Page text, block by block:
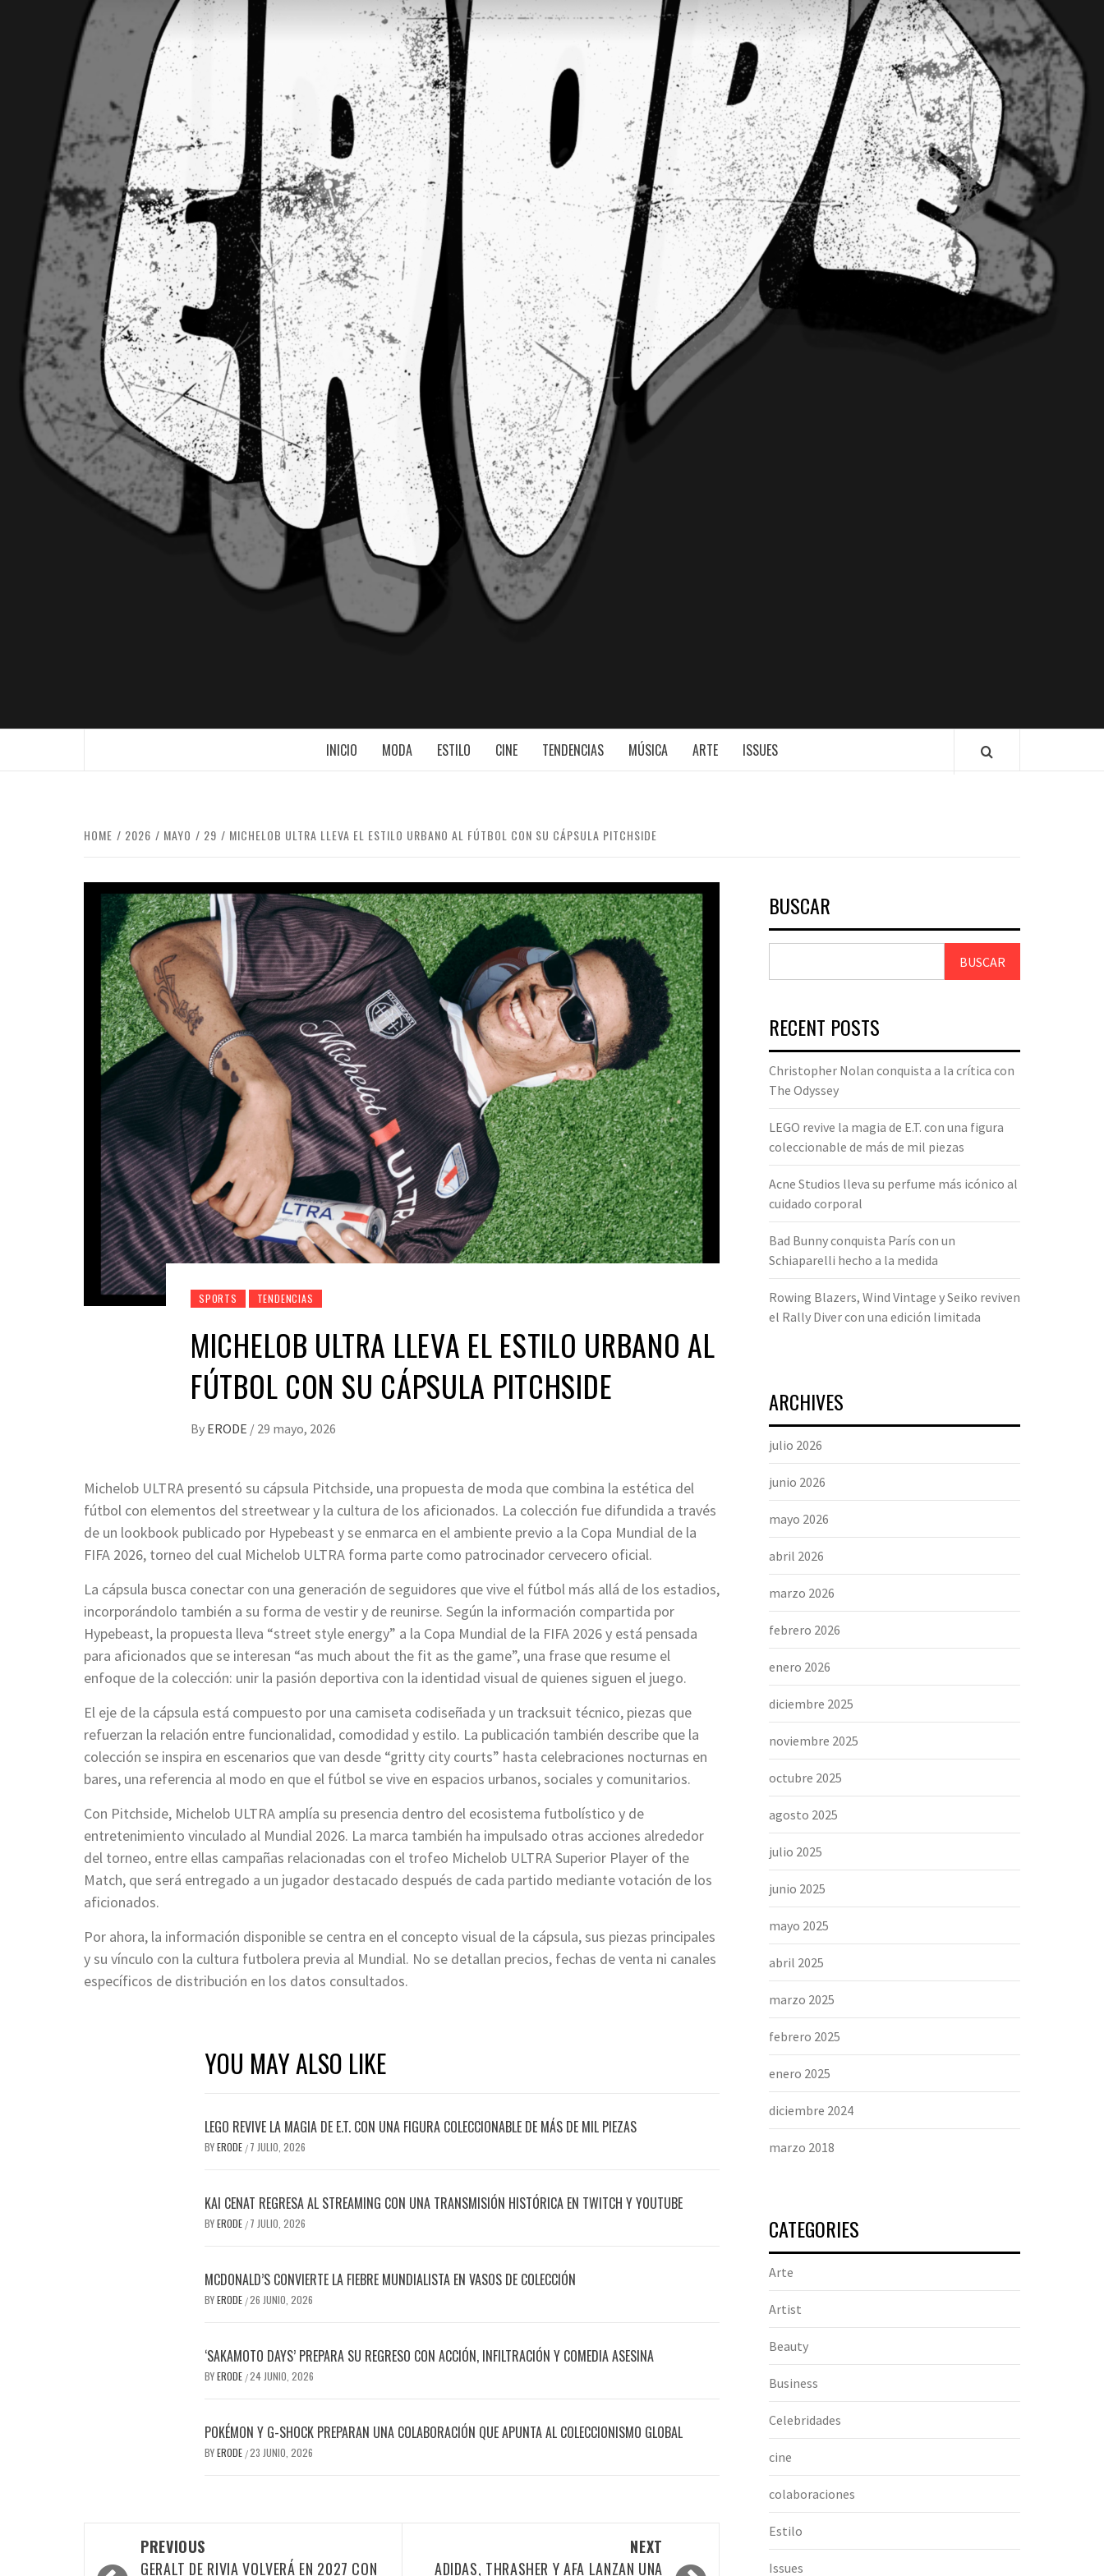
INICIO MODA ESTILO CINE TENDENCIAS MÚSICA ARTE ISSUES
HOME 2026 MAYO 29 MICHELOB ULTRA LLEVA EL ESTILO URBANO AL FÚTBOL CON SU CÁPSULA PITCHSIDE
SPORTS TENDENCIAS
MICHELOB ULTRA LLEVA EL ESTILO URBANO AL
FÚTBOL CON SU CÁPSULA PITCHSIDE
By ERODE / 29 mayo, 2026
Michelob ULTRA presentó su cápsula Pitchside, una propuesta de moda que combina la estética del
fútbol con elementos del streetwear y la cultura de los aficionados. La colección fue difundida a través
de un lookbook publicado por Hypebeast y se enmarca en el ambiente previo a la Copa Mundial de la
FIFA 2026, torneo del cual Michelob ULTRA forma parte como patrocinador cervecero oficial.
La cápsula busca conectar con una generación de seguidores que vive el fútbol más allá de los estadios,
incorporándolo también a su forma de vestir y de reunirse. Según la información compartida por
Hypebeast, la propuesta lleva “street style energy” a la Copa Mundial de la FIFA 2026 y está pensada
para aficionados que se interesan “as much about the fit as the game”, una frase que resume el
enfoque de la colección: unir la pasión deportiva con la identidad visual de quienes siguen el juego.
El eje de la cápsula está compuesto por una camiseta codiseñada y un tracksuit técnico, piezas que
refuerzan la relación entre funcionalidad, comodidad y estilo. La publicación también describe que la
colección se inspira en escenarios que van desde “gritty city courts” hasta celebraciones nocturnas en
bares, una referencia al modo en que el fútbol se vive en espacios urbanos, sociales y comunitarios.
Con Pitchside, Michelob ULTRA amplía su presencia dentro del ecosistema futbolístico y de
entretenimiento vinculado al Mundial 2026. La marca también ha impulsado otras acciones alrededor
del torneo, entre ellas campañas relacionadas con el trofeo Michelob ULTRA Superior Player of the
Match, que será entregado a un jugador destacado después de cada partido mediante votación de los
aficionados.
Por ahora, la información disponible se centra en el concepto visual de la cápsula, sus piezas principales
y su vínculo con la cultura futbolera previa al Mundial. No se detallan precios, fechas de venta ni canales
específicos de distribución en los datos consultados.
YOU MAY ALSO LIKE
LEGO REVIVE LA MAGIA DE E.T. CON UNA FIGURA COLECCIONABLE DE MÁS DE MIL PIEZAS
BYERODE / 7 JULIO, 2026
KAI CENAT REGRESA AL STREAMING CON UNA TRANSMISIÓN HISTÓRICA EN TWITCH Y YOUTUBE
BYERODE / 7 JULIO, 2026
MCDONALD’S CONVIERTE LA FIEBRE MUNDIALISTA EN VASOS DE COLECCIÓN
BYERODE /26 JUNIO, 2026
‘SAKAMOTO DAYS’ PREPARA SU REGRESO CON ACCIÓN, INFILTRACIÓN Y COMEDIA ASESINA
BYERODE /24 JUNIO, 2026
POKÉMON Y G-SHOCK PREPARAN UNA COLABORACIÓN QUE APUNTA AL COLECCIONISMO GLOBAL
BYERODE /23 JUNIO, 2026
PREVIOUS
GERALT DE RIVIA VOLVERÁ EN 2027 CON
NEXT
ADIDAS, THRASHER Y AFA LANZAN UNA
BUSCAR
BUSCAR
RECENT POSTS
Christopher Nolan conquista a la crítica con
The Odyssey
LEGO revive la magia de E.T. con una figura
coleccionable de más de mil piezas
Acne Studios lleva su perfume más icónico al
cuidado corporal
Bad Bunny conquista París con un
Schiaparelli hecho a la medida
Rowing Blazers, Wind Vintage y Seiko reviven
el Rally Diver con una edición limitada
ARCHIVES
julio 2026
junio 2026
mayo 2026
abril 2026
marzo 2026
febrero 2026
enero 2026
diciembre 2025
noviembre 2025
octubre 2025
agosto 2025
julio 2025
junio 2025
mayo 2025
abril 2025
marzo 2025
febrero 2025
enero 2025
diciembre 2024
marzo 2018
CATEGORIES
Arte
Artist
Beauty
Business
Celebridades
cine
colaboraciones
Estilo
Issues